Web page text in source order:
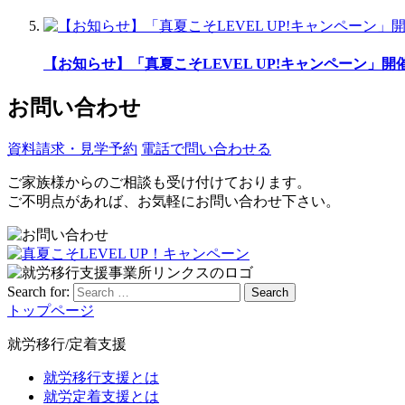
【お知らせ】「真夏こそLEVEL UP!キャンペーン」開
お問い合わせ
資料請求・見学予約 電話で問い合わせる
ご家族様からのご相談も受け付けております。
ご不明点があれば、お気軽にお問い合わせ下さい。
Search for: Search
トップページ
就労移行/定着支援
就労移行支援とは
就労定着支援とは